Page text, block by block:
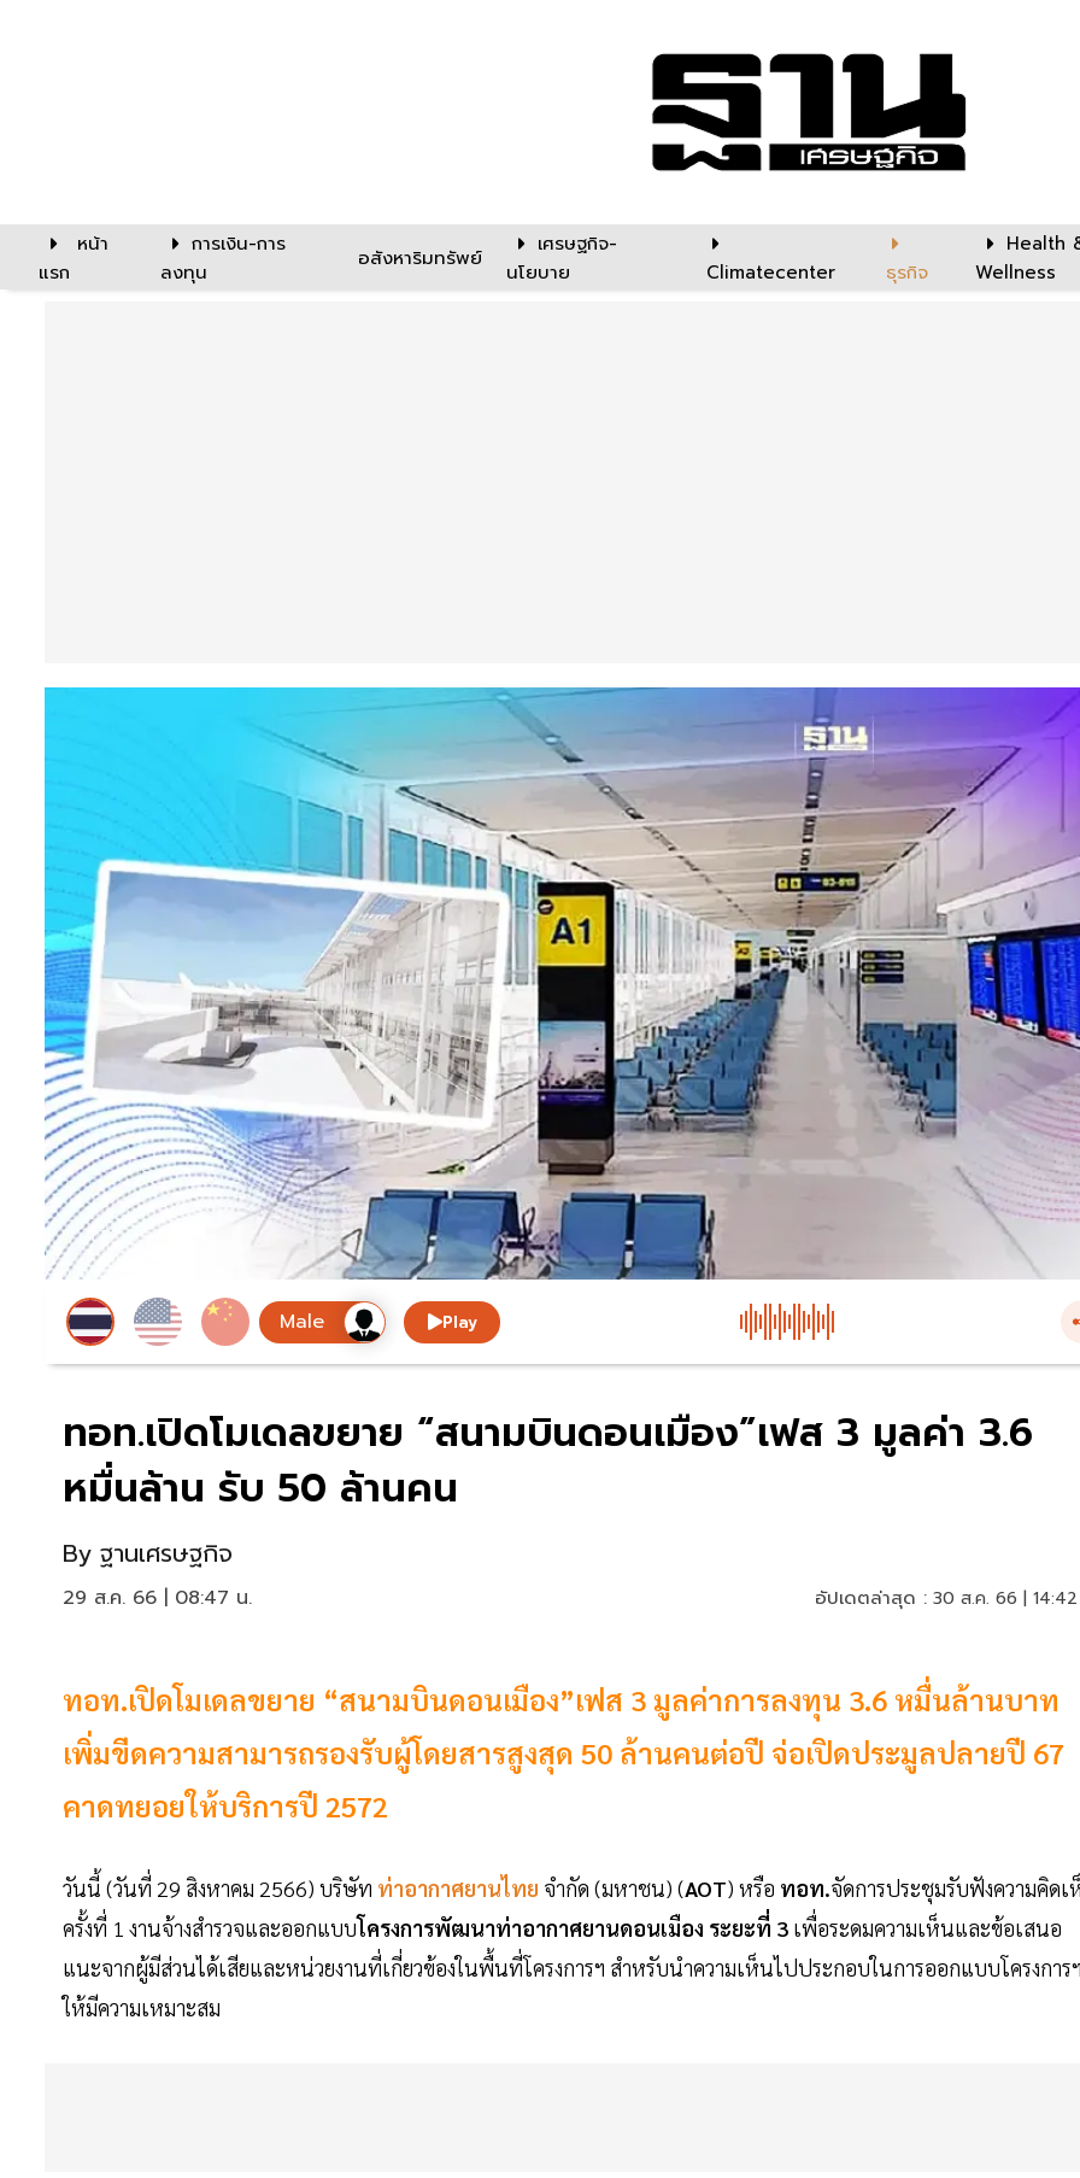
หน้า
แรก
การเงิน-การ
ลงทุน
อสังหาริมทรัพย์
เศรษฐกิจ-
นโยบาย
Climatecenter ธุรกิจ
Health
Wellness
Play
ทอท.เปิดโมเดลขยาย “สนามบินดอนเมือง”เฟส 3 มูลค่า 3.6
หมื่นล้าน รับ 50 ล้านคน
By ฐานเศรษฐกิจ
29 ส.ค. 66 | 08:47 น. อัปเดตล่าสุด : 30 ส.ค. 66 |
ทอท.เปิดโมเดลขยาย “สนามบินดอนเมือง”เฟส 3 มูลค่าการลงทุน 3.6 หมื่นล้านบาท
เพิ่มขีดความสามารถรองรับผู้โดยสารสูงสุด 50 ล้านคนต่อปี จ่อเปิดประมูลปลายปี 67
คาดทยอยให้บริการปี 2572
วันนี้ (วันที่ 29 สิงหาคม 2566) บริษัท ท่าอากาศยานไทย จำกัด (มหาชน) (AOT) หรือ ทอท.จัดการประชุมรับฟังความคิดเ
ครั้งที่ 1 งานจ้างสำรวจและออกแบบโครงการพัฒนาท่าอากาศยานดอนเมือง ระยะที่ 3 เพื่อระดมความเห็นและข้อเสนอ
แนะจากผู้มีส่วนได้เสียและหน่วยงานที่เกี่ยวข้องในพื้นที่โครงการฯ สำหรับนำความเห็นไปประกอบในการออกแบบโครงการ
ให้มีความเหมาะสม